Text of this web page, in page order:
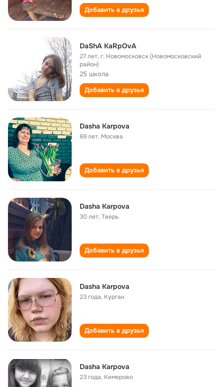
Добавить в друзья
DaShA KaRpOvA
27 лет,г. Новомосковск (Новомосковский
район)
25 школа
Добавить в друзья
Dasha Karpova
69 лет, Москва
Добавить в друзья
Dasha Karpova
30 лет,Тверь
Добавить в друзья
Dasha Karpova
23 года, Курган
Добавить в друзья
Dasha Karpova
23 года, Кемерово